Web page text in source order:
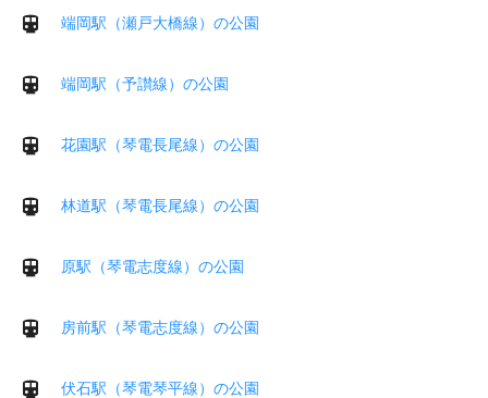
端岡駅（瀬戸大橋線）の公園
端岡駅（予讃線）の公園
花園駅（琴電長尾線）の公園
林道駅（琴電長尾線）の公園
原駅（琴電志度線）の公園
房前駅（琴電志度線）の公園
伏石駅（琴電琴平線）の公園